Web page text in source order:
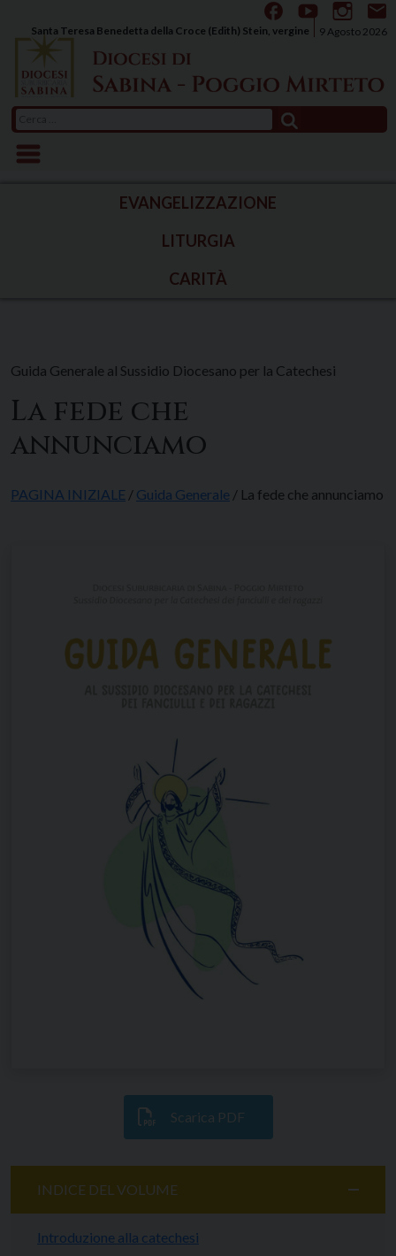
content
9 Agosto 2026
Santa Teresa Benedetta della Croce (Edith) Stein, vergine
per:
EVANGELIZZAZIONE
LITURGIA
CARITÀ
Guida Generale al Sussidio Diocesano per la Catechesi
La fede che
annunciamo
PAGINA INIZIALE / Guida Generale / La fede che annunciamo
Scarica PDF
INDICE DEL VOLUME
Introduzione alla catechesi